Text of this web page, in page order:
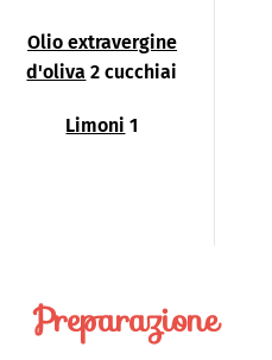
Olio extravergine
d'oliva 2 cucchiai
Limoni 1
Preparazione